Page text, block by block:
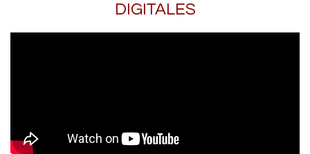
DIGITALES